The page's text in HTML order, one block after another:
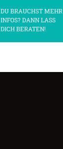
DU BRAUCHST MEHR
INFOS? DANN LASS
DICH BERATEN!